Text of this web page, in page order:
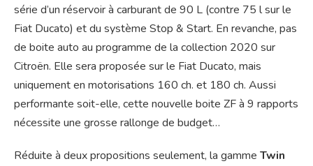
série d’un réservoir à carburant de 90 L (contre 75 l sur le
Fiat Ducato) et du système Stop & Start. En revanche, pas
de boite auto au programme de la collection 2020 sur
Citroën. Elle sera proposée sur le Fiat Ducato, mais
uniquement en motorisations 160 ch. et 180 ch. Aussi
performante soit-elle, cette nouvelle boite ZF à 9 rapports
nécessite une grosse rallonge de budget…
Réduite à deux propositions seulement, la gamme Twin